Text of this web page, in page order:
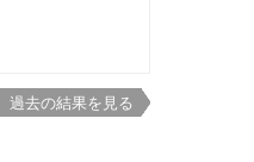
過去の結果を見る